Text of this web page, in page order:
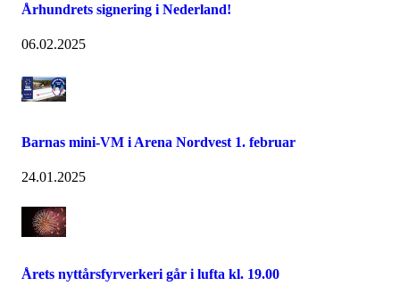
Århundrets signering i Nederland!
06.02.2025
Barnas mini-VM i Arena Nordvest 1. februar
24.01.2025
Årets nyttårsfyrverkeri går i lufta kl. 19.00